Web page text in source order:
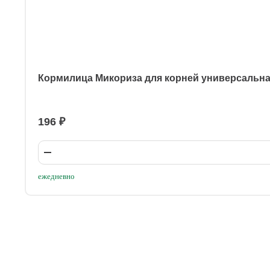
Кормилица Микориза для корней
196 ₽
ежедневно